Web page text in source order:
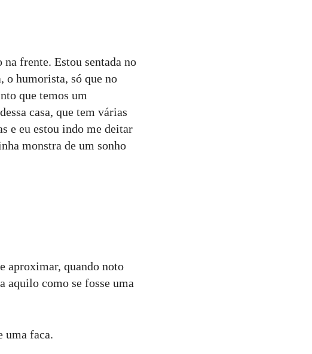
frente. Estou sentada no
o humorista, só que no
que temos um
casa, que tem várias
e eu estou indo me deitar
monstra de um sonho
aproximar, quando noto
aquilo como se fosse uma
uma faca.